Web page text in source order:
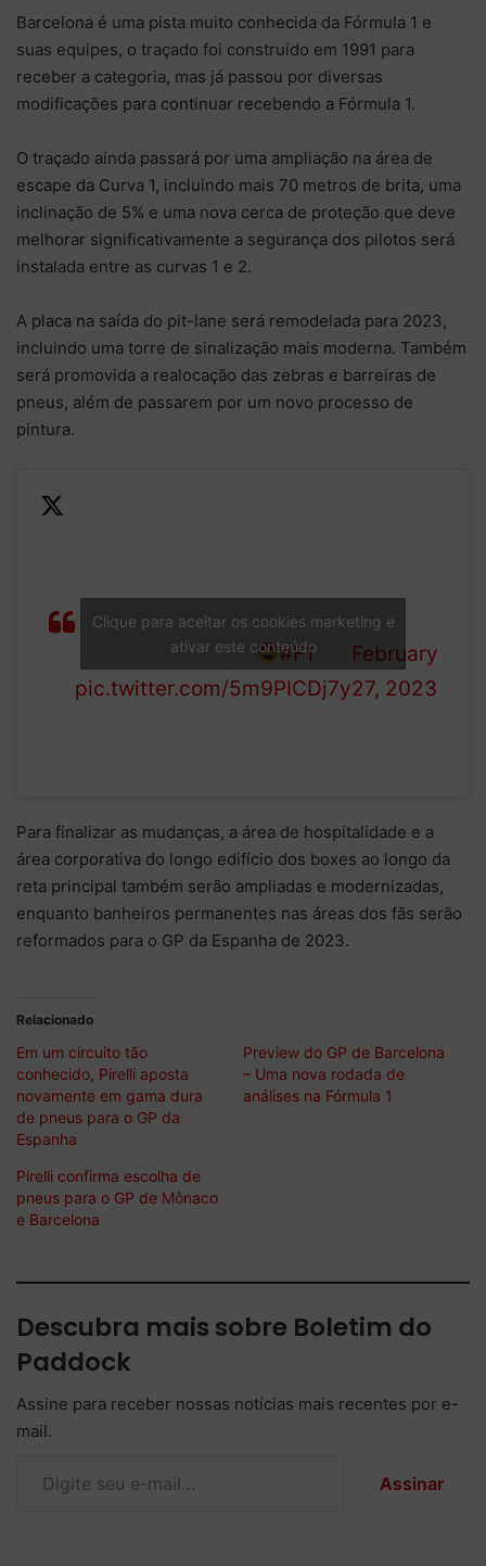
Barcelona é uma pista muito conhecida da Fórmula 1 e
suas equipes, o traçado foi construído em 1991 para
receber a categoria, mas já passou por diversas
modificações para continuar recebendo a Fórmula 1.
O traçado ainda passará por uma ampliação na área de
escape da Curva 1, incluindo mais 70 metros de brita, uma
inclinação de 5% e uma nova cerca de proteção que deve
melhorar significativamente a segurança dos pilotos será
instalada entre as curvas 1 e 2.
A placa na saída do pit-lane será remodelada para 2023,
incluindo uma torre de sinalização mais moderna. Também
será promovida a realocação das zebras e barreiras de
pneus, além de passarem por um novo processo de
pintura.
through the final chicane in
Spain this season!
#F1
pic.twitter.com/5m9PICDj7y
1 (@F1)
February
27, 2023
Clique para aceitar os cookies marketing e
ativar este conteúdo
Para finalizar as mudanças, a área de hospitalidade e a
área corporativa do longo edifício dos boxes ao longo da
reta principal também serão ampliadas e modernizadas,
enquanto banheiros permanentes nas áreas dos fãs serão
reformados para o GP da Espanha de 2023.
Relacionado
Em um circuito tão
conhecido, Pirelli aposta
novamente em gama dura
de pneus para o GP da
Espanha
Preview do GP de Barcelona
– Uma nova rodada de
análises na Fórmula 1
Pirelli confirma escolha de
pneus para o GP de Mônaco
e Barcelona
Descubra mais sobre Boletim do
Paddock
Assine para receber nossas notícias mais recentes por e-
mail.
Assinar